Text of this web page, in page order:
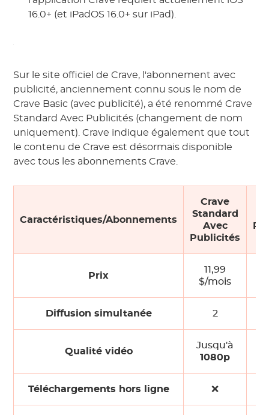
16.0+ (et iPadOS 16.0+ sur iPad).
Sur le site officiel de Crave, l'abonnement avec
publicité, anciennement connu sous le nom de
Crave Basic (avec publicité), a été renommé Crave
Standard Avec Publicités (changement de nom
uniquement). Crave indique également que tout
le contenu de Crave est désormais disponible
avec tous les abonnements Crave.
Caractéristiques/Abonnements
Crave
Standard
Avec
Publicités
Prix
11,99
$/mois
Diffusion simultanée 2
Qualité vidéo
Jusqu'à
1080p
Téléchargements hors ligne ❌️